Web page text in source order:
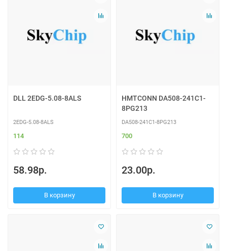
DLL 2EDG-5.08-8ALS
2EDG-5.08-8ALS
114
58.98р.
В корзину
HMTCONN DA508-241C1-
8PG213
DA508-241C1-8PG213
700
23.00р.
В корзину